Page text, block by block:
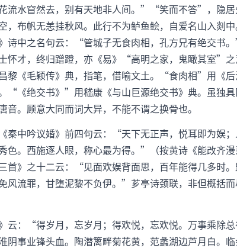
流水窅然去，别有天地非人间。”“笑而不答”，隐
布帆无恙挂秋风。此行不为鲈鱼鲙，自爱名山入剡
诗中之名句云：“管城子无食肉相，孔方兄有绝交书
才，终归蹭蹬，亦《易》“高明之家，鬼瞰其室”之
《毛颖传》典，指笔，借喻文土。“食肉相”用《后
《绝交书》”用嵇康《与山巨源绝交书》典。虽独具
。顾意大同而词大异，不能不谓之换骨也。
中吟议婚》前四句云：“天下无正声，悦耳即为娱；
。西施逐人眼，称心最为得。”（按黄诗《能改齐
》之十二云：“见面欢娱背面思，百年能得几多时。
风流罪，甘堕泥黎不负伊。”芗亭诗颈联，非但概括
：“得岁月，忘岁月；得欢悦，忘欢悦。万事乘除
事业锋头血。陶潜篱畔菊花黄，范蠡湖边芦月白。